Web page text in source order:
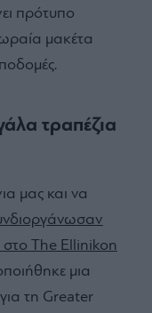
πρότυπο
μακέτα
τραπέζια
μας και να
στο The Ellinikon
μια
τη Greater